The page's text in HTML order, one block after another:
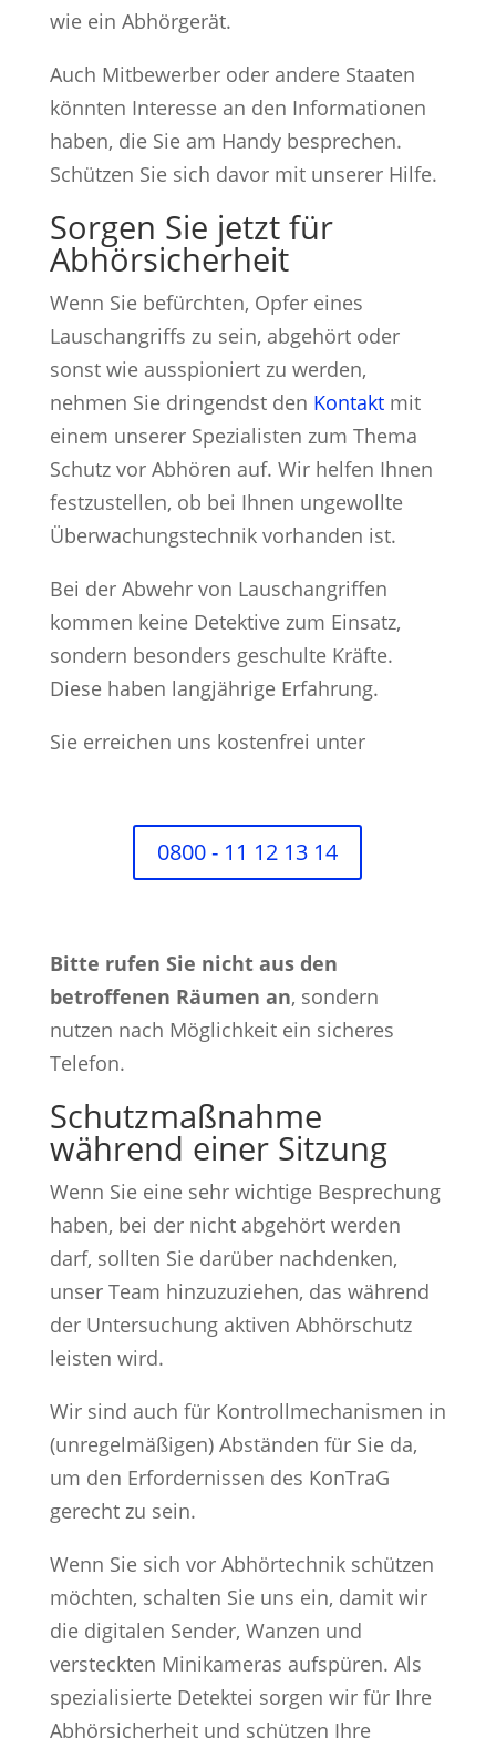
wie ein Abhörgerät.
Auch Mitbewerber oder andere Staaten
könnten Interesse an den Informationen
haben, die Sie am Handy besprechen.
Schützen Sie sich davor mit unserer Hilfe.
Sorgen Sie jetzt für
Abhörsicherheit
Wenn Sie befürchten, Opfer eines
Lauschangriffs zu sein, abgehört oder
sonst wie ausspioniert zu werden,
nehmen Sie dringendst den Kontaktmit
einem unserer Spezialisten zum Thema
Schutz vor Abhören auf. Wir helfen Ihnen
festzustellen, ob bei Ihnen ungewollte
Überwachungstechnik vorhanden ist.
Bei der Abwehr von Lauschangriffen
kommen keine Detektive zum Einsatz,
sondern besonders geschulte Kräfte.
Diese haben langjährige Erfahrung.
Sie erreichen uns kostenfrei unter
0800 - 11 12 13 14
Bitte rufen Sie nicht aus den
betroffenen Räumen an, sondern
nutzen nach Möglichkeit ein sicheres
Telefon.
Schutzmaßnahme
während einer Sitzung
Wenn Sie eine sehr wichtige Besprechung
haben, bei der nicht abgehört werden
darf, sollten Sie darüber nachdenken,
unser Team hinzuzuziehen, das während
der Untersuchung aktiven Abhörschutz
leisten wird.
Wir sind auch für Kontrollmechanismen in
(unregelmäßigen) Abständen für Sie da,
um den Erfordernissen des KonTraG
gerecht zu sein.
Wenn Sie sich vor Abhörtechnik schützen
möchten, schalten Sie uns ein, damit wir
die digitalen Sender, Wanzen und
versteckten Minikameras aufspüren. Als
spezialisierte Detektei sorgen wir für Ihre
Abhörsicherheit und schützen Ihre